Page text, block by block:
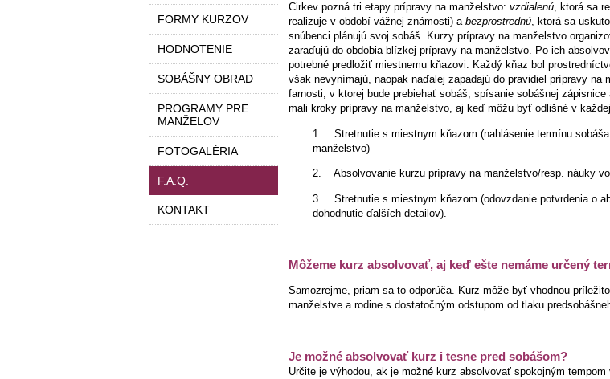
Cirkev pozná tri etapy prípravy na manželstvo: vzdialenú, ktorá sa
realizuje v období vážnej známosti) a bezprostrednú, ktorá sa
snúbenci plánujú svoj sobáš. Kurzy prípravy na manželstvo
zaraďujú do obdobia blízkej prípravy na manželstvo. Po ich
potrebné predložiť miestnemu kňazovi. Každý kňaz bol
však nevynímajú, naopak naďalej zapadajú do pravidiel prípravy
farnosti, v ktorej bude prebiehať sobáš, spísanie sobášnej
mali kroky prípravy na manželstvo, aj keď môžu byť odlišné v
1. Stretnutie s miestnym kňazom (nahlásenie termínu
manželstvo)
2. Absolvovanie kurzu prípravy na manželstvo/resp. náuky
3. Stretnutie s miestnym kňazom (odovzdanie potvrdenia o
dohodnutie ďalších detailov).
Môžeme kurz absolvovať, aj keď ešte nemáme určený
Samozrejme, priam sa to odporúča. Kurz môže byť vhodnou
manželstve a rodine s dostatočným odstupom od tlaku
Je možné absolvovať kurz i tesne pred sobášom?
Určite je výhodou, ak je možné kurz absolvovať spokojným
FORMY KURZOV
HODNOTENIE
SOBÁŠNY OBRAD
PROGRAMY PRE
MANŽELOV
FOTOGALÉRIA
F.A.Q.
KONTAKT